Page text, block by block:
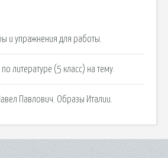
и упражнения для работы.
по литературе (5 класс) на тему.
Павлович. Образы Италии.